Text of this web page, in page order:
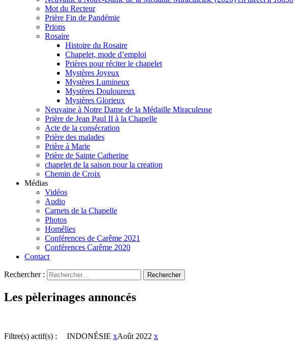
Mot du Recteur
Prière Fin de Pandémie
Prions
Rosaire
Histoire du Rosaire
Chapelet, mode d’emploi
Prières pour réciter le chapelet
Mystères Joyeux
Mystères Lumineux
Mystères Douloureux
Mystères Glorieux
Neuvaine à Notre Dame de la Médaille Miraculeuse
Prière de Jean Paul II à la Chapelle
Acte de la consécration
Prière des malades
Prière à Marie
Prière de Sainte Catherine
chapelet de la saison pour la creation
Chemin de Croix
Médias
Vidéos
Audio
Carnets de la Chapelle
Photos
Homélies
Conférences de Carême 2021
Conférences Carême 2020
Contact
Rechercher :
Les pèlerinages annoncés
Filtre(s) actif(s) : INDONÉSIE xAoût 2022 x